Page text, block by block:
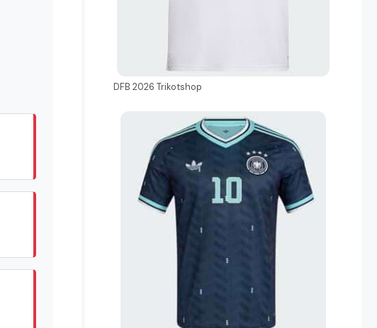
DFB 2026 Trikotshop